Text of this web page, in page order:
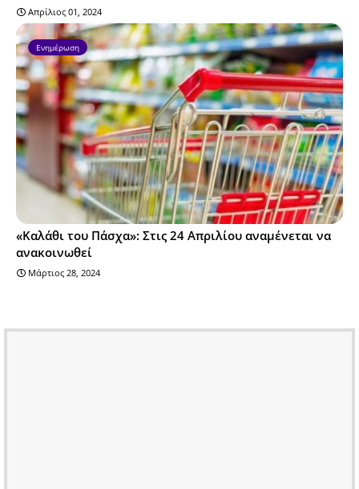
Απρίλιος 01, 2024
Ενημέρωση
«Καλάθι του Πάσχα»: Στις 24 Απριλίου αναμένεται να
ανακοινωθεί
Μάρτιος 28, 2024